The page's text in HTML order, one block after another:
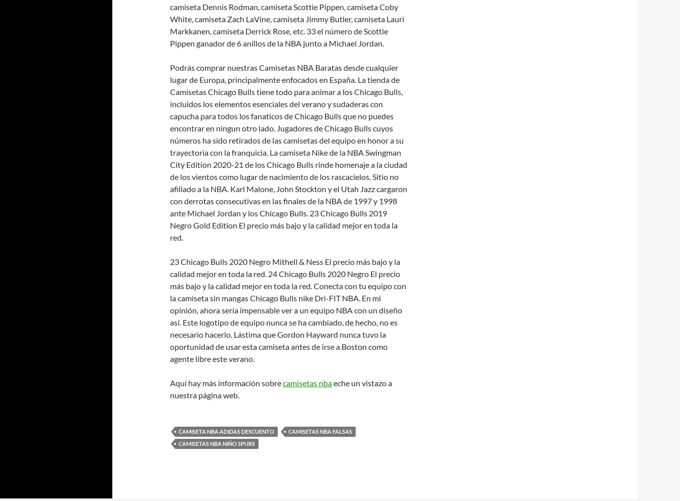
camiseta Dennis Rodman, camiseta Scottie Pippen, camiseta Coby
White, camiseta Zach LaVine, camiseta Jimmy Butler, camiseta Lauri
Markkanen, camiseta Derrick Rose, etc. 33 el número de Scottie
Pippen ganador de 6 anillos de la NBA junto a Michael Jordan.
Podrás comprar nuestras Camisetas NBA Baratas desde cualquier
lugar de Europa, principalmente enfocados en España. La tienda de
Camisetas Chicago Bulls tiene todo para animar a los Chicago Bulls,
incluidos los elementos esenciales del verano y sudaderas con
capucha para todos los fanaticos de Chicago Bulls que no puedes
encontrar en ningun otro lado. Jugadores de Chicago Bulls cuyos
números ha sido retirados de las camisetas del equipo en honor a su
trayectoria con la franquicia. La camiseta Nike de la NBA Swingman
City Edition 2020-21 de los Chicago Bulls rinde homenaje a la ciudad
de los vientos como lugar de nacimiento de los rascacielos. Sitio no
afiliado a la NBA. Karl Malone, John Stockton y el Utah Jazz cargaron
con derrotas consecutivas en las finales de la NBA de 1997 y 1998
ante Michael Jordan y los Chicago Bulls. 23 Chicago Bulls 2019
Negro Gold Edition El precio más bajo y la calidad mejor en toda la
red.
23 Chicago Bulls 2020 Negro Mithell & Ness El precio más bajo y la
calidad mejor en toda la red. 24 Chicago Bulls 2020 Negro El precio
más bajo y la calidad mejor en toda la red. Conecta con tu equipo con
la camiseta sin mangas Chicago Bulls nike Dri-FIT NBA. En mi
opinión, ahora sería impensable ver a un equipo NBA con un diseño
así. Este logotipo de equipo nunca se ha cambiado, de hecho, no es
necesario hacerlo. Lástima que Gordon Hayward nunca tuvo la
oportunidad de usar esta camiseta antes de irse a Boston como
agente libre este verano.
Aquí hay más información sobrecamisetas nbaeche un vistazo a
nuestra página web.
CAMISETA NBA ADIDAS DESCUENTO
CAMISETAS NBA FALSAS
CAMISETAS NBA NIÑO SPURS